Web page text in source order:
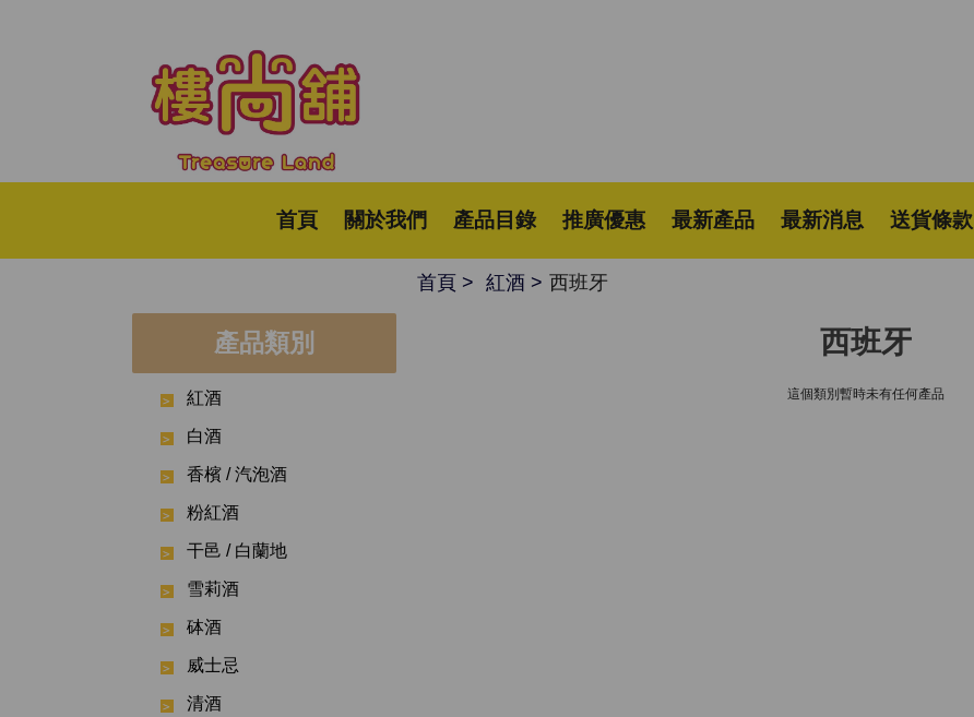
首頁 關於我們 產品目錄 推廣優惠 最新產品 最新消息 送貨條款
產品類別
紅酒
白酒
香檳 / 汽泡酒
粉紅酒
干邑 / 白蘭地
雪莉酒
砵酒
威士忌
清酒
首頁 紅酒 西班牙
西班牙
這個類別暫時未有任何產品